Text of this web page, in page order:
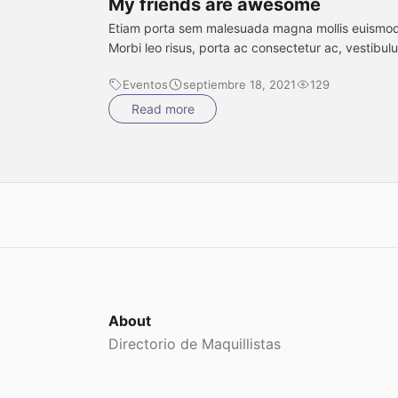
Etiam porta sem malesuada magna mollis
Morbi leo risus, porta ac consectetur ac,
tortor mauris condimentum nibh, ut fermentum
massa justo sit amet risus. Lorem ipsum dolor sit
amet, consectetur adipiscing elit. Nullam id dolor id
Eventos septiembre 18, 2021 129
Read more
About
Directorio de Maquillistas